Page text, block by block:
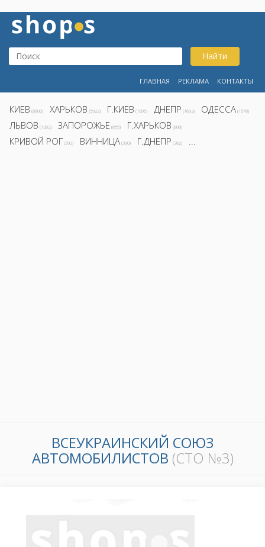
Найти
ГЛАВНАЯ РЕКЛАМА КОНТАКТЫ
КИЕВ (8800) ХАРЬКОВ (5922) Г.КИЕВ (1995) ДНЕПР (1692) ОДЕССА (1578)
ЛЬВОВ (1282) ЗАПОРОЖЬЕ (855) Г.ХАРЬКОВ (808)
КРИВОЙ РОГ (392) ВИННИЦА (390) Г.ДНЕПР (362) ...
ВСЕУКРАИНСКИЙ СОЮЗ
АВТОМОБИЛИСТОВ (СТО №3)